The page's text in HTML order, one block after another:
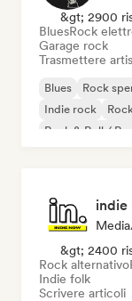
&gt; 2900
BluesRock
Garage rock
Trasmettere
Blues Rock
Indie rock
Rock & Roll /
indie
&gt; 2400
Rock alternativo
Indie folk
Scrivere articoli